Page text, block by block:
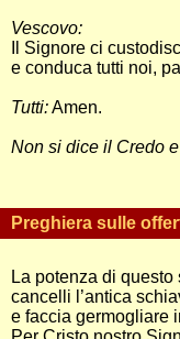
Vescovo:
Il Signore ci
e conduca tutti noi,
Tutti:Amen.
Non si dice il Credo
Preghiera sulle
La potenza di
cancelli l’antica
e faccia germogliare